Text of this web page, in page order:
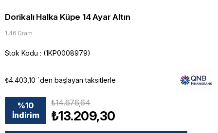
Dorikalı Halka Küpe 14 Ayar Altın
1,46 Gram
Stok Kodu (1KP0008979)
₺4.403,10 `den başlayan taksitlerle
%10
İndirim
₺14.676,64
₺13.209,30